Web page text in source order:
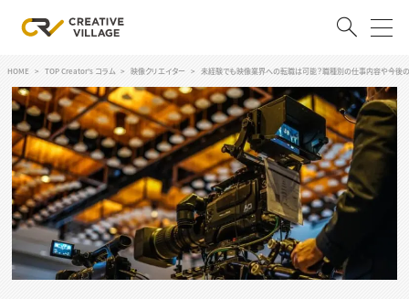
ログイン 会員登録
RECRUIT
クリエイター求人を探す
CREATIVE JOB求人検索
特集求人
採用説明会
HOME TOP Creator's コラム 映像クリエイター 未経験でも映像業界への転職は可能？職種別の仕事内容や今後